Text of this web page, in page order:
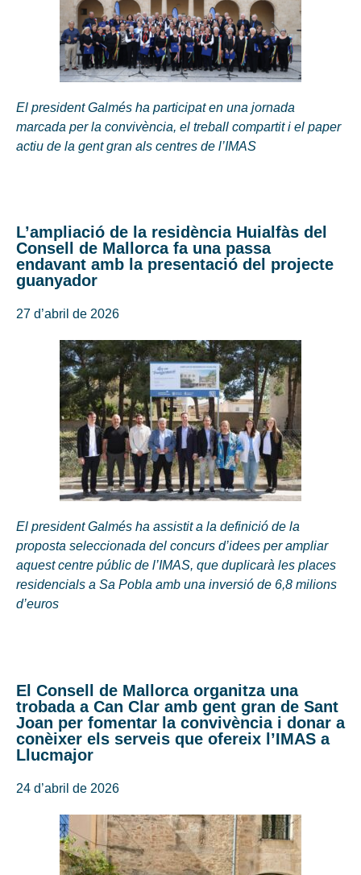
El president Galmés ha participat en una jornada
marcada per la convivència, el treball compartit i el paper
actiu de la gent gran als centres de l’IMAS
L’ampliació de la residència Huialfàs del
Consell de Mallorca fa una passa
endavant amb la presentació del projecte
guanyador
27 d’abril de 2026
El president Galmés ha assistit a la definició de la
proposta seleccionada del concurs d’idees per ampliar
aquest centre públic de l’IMAS, que duplicarà les places
residencials a Sa Pobla amb una inversió de 6,8 milions
d’euros
El Consell de Mallorca organitza una
trobada a Can Clar amb gent gran de Sant
Joan per fomentar la convivència i donar a
conèixer els serveis que ofereix l’IMAS a
Llucmajor
24 d’abril de 2026